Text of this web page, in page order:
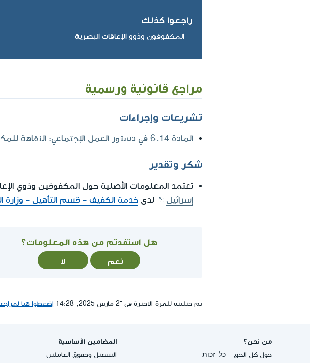
راجعوا كذلك
المكفوفون وذوو الإعاقات البصرية
مراجع قانونية ورسمية
تشريعات وإجراءات
المادة 6.14 في دستور العمل الإجتماعي: النقاهة للمكفوفين
شكر وتقدير
تعتمد المعلومات الأصلية حول المكفوفين وذوي
إسرائيل
لدى خدمة الكفيف - قسم التأهيل - وزارة
هل استفدتم من هذه المعلومات؟
نعم لا
تم حتلنته للمرة الاخيرة في ־2 مارس 2025, 14:28 إضغطوا هنا
من نحن؟
حول كل الحق - כל-זכות
المضامين الأساسية
التشغيل وحقوق العاملين